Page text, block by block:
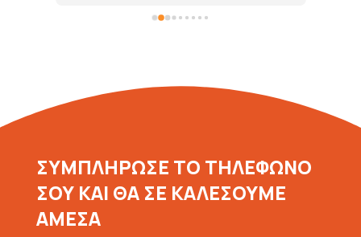
ΣΥΜΠΛΗΡΩΣΕ ΤΟ ΤΗΛΕΦΩΝΟ
ΣΟΥ ΚΑΙ ΘΑ ΣΕ ΚΑΛΕΣΟΥΜΕ
ΑΜΕΣΑ